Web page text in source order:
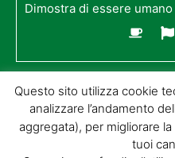
Dimostra di essere
Questo sito utilizza cookie
analizzare l’andamento
aggregata), per migliorare
tuoi